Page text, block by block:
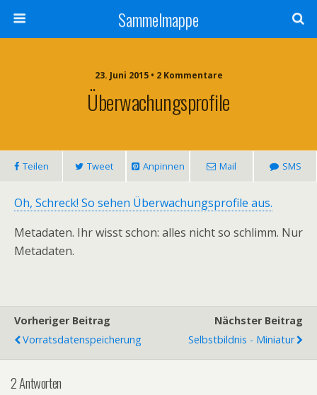
Sammelmappe
23. Juni 2015 • 2 Kommentare
Überwachungsprofile
Teilen Tweet Anpinnen Mail SMS
Oh, Schreck! So sehen Überwachungsprofile aus.
Metadaten. Ihr wisst schon: alles nicht so schlimm. Nur
Metadaten.
Vorheriger Beitrag
Vorratsdatenspeicherung
Nächster Beitrag
Selbstbildnis - Miniatur
2 Antworten